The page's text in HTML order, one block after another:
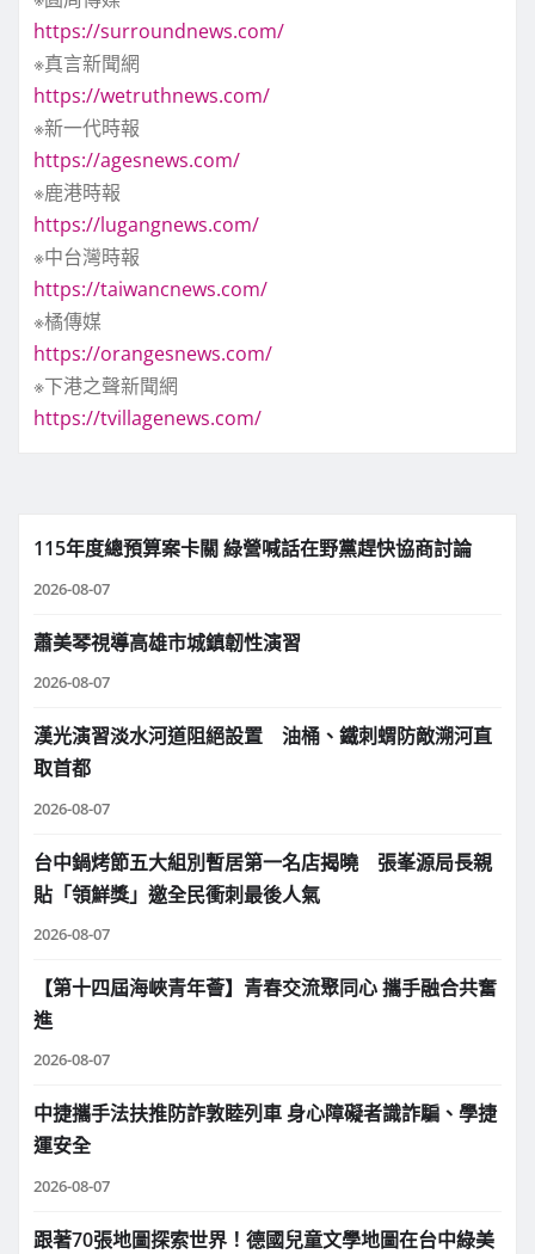
https://surroundnews.com/
※真言新聞網
https://wetruthnews.com/
※新一代時報
https://agesnews.com/
※鹿港時報
https://lugangnews.com/
※中台灣時報
https://taiwancnews.com/
※橘傳媒
https://orangesnews.com/
※下港之聲新聞網
https://tvillagenews.com/
115年度總預算案卡關 綠營喊話在野黨趕快協商討論
2026-08-07
蕭美琴視導高雄市城鎮韌性演習
2026-08-07
漢光演習淡水河道阻絕設置 油桶、鐵刺蝟防敵溯河直
取首都
2026-08-07
台中鍋烤節五大組別暫居第一名店揭曉 張峯源局長親
貼「領鮮獎」邀全民衝刺最後人氣
2026-08-07
【第十四屆海峽青年薈】青春交流聚同心 攜手融合共奮
進
2026-08-07
中捷攜手法扶推防詐敦睦列車 身心障礙者識詐騙、學捷
運安全
2026-08-07
跟著70張地圖探索世界！德國兒童文學地圖在台中綠美